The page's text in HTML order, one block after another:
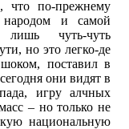
что по-прежнему
и самой
лишь чуть-чуть
но это легко-де
поставил в
они видят в
игру алчных
– но только не
национальную